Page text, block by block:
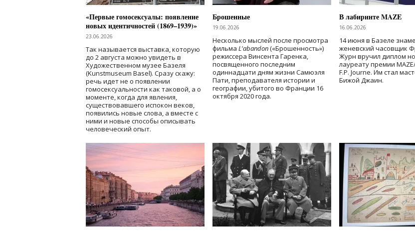
«Первые гомосексуалы: появление
новых идентичностей (1869–1939)»
23.06.2026
Так называется выставка, которую
до 2 августа можно увидеть в
Художественном музее Базеля
(Kunstmuseum Basel). Сразу скажу:
речь идет не о появлении
гомосексуальности как таковой, а о
моменте, когда для явления,
существовавшего испокон веков,
появились новые слова, а вместе с
ними и новые способы описывать
человеческий опыт.
Брошенные
19.06.2026
Несколько мыслей после просмотра
фильма L'abandon(«Брошенность»)
режиссера Винсента Гаренка,
посвященного последним
одиннадцати дням жизни Самюэля
Пати, преподавателя истории и
географии, убитого во Франции 16
октября 2020 года.
В лабиринте MAZE
16.06.2026
14 июня в Базеле
женевский часовщик
Журн вручил диплом
лауреату премии
F.P. Journe. Им стал
Бижой Джаин.